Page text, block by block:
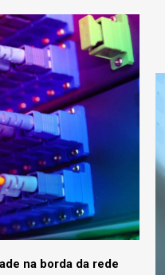
na borda da rede